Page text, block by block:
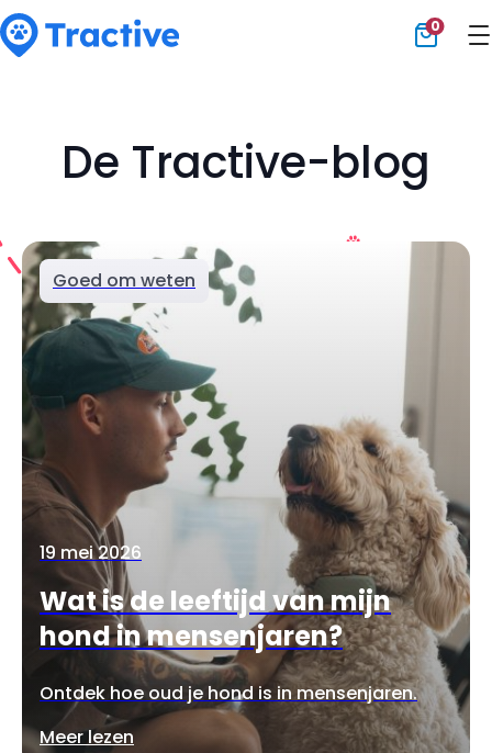
0
De Tractive-blog
Goed om weten
19 mei 2026
Wat is de leeftijd van mijn
hond in mensenjaren?
Ontdek hoe oud je hond is in mensenjaren.
Meer lezen